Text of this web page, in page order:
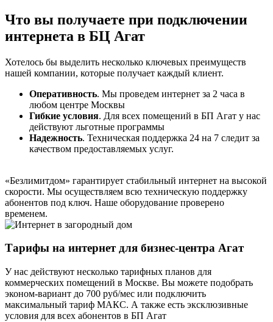
Что вы получаете при подключении
интернета в БЦ Агат
Хотелось бы выделить несколько ключевых преимуществ
нашей компании, которые получает каждый клиент.
Оперативность. Мы проведем интернет за 2 часа в
любом центре Москвы
Гибкие условия. Для всех помещений в БП Агат у нас
действуют льготные программы
Надежность. Техническая поддержка 24 на 7 следит за
качеством предоставляемых услуг.
«Безлимитдом» гарантирует стабильный интернет на высокой
скорости. Мы осуществляем всю техническую поддержку
абонентов под ключ. Наше оборудование проверено
временем.
Тарифы на интернет для бизнес-центра Агат
У нас действуют несколько тарифных планов для
коммерческих помещений в Москве. Вы можете подобрать
эконом-вариант до 700 руб/мес или подключить
максимальный тариф МАКС. А также есть эксклюзивные
условия для всех абонентов в БП Агат